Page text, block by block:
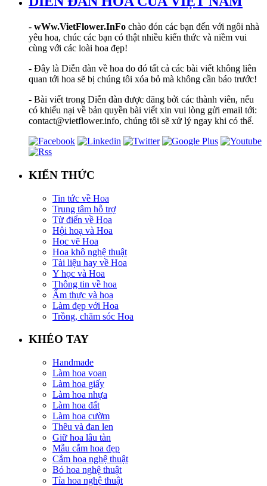
- wWw.VietFlower.InFo chào đón các bạn đến với ngôi nhà
yêu hoa, chúc các bạn có thật nhiều kiến thức và niềm vui
cùng với các loài hoa đẹp!
- Đây là Diễn đàn về hoa do đó tất cả các bài viết không liên
quan tới hoa sẽ bị chúng tôi xóa bỏ mà không cần báo trước!
- Bài viết trong Diễn đàn được đăng bởi các thành viên, nếu
có khiếu nại về bản quyền bài viết xin vui lòng gửi email tới:
contact@vietflower.info, chúng tôi sẽ xử lý ngay khi có thể.
KIẾN THỨC
Tin tức về Hoa
Trung tâm hỗ trợ
Từ điển về Hoa
Hội hoạ và Hoa
Học vẽ Hoa
Hoa khô nghệ thuật
Tài liệu hay về Hoa
Y học và Hoa
Thông tin về hoa
Ẩm thực và hoa
Làm đẹp với Hoa
Trồng, chăm sóc Hoa
KHÉO TAY
Handmade
Làm hoa voan
Làm hoa giấy
Làm hoa nhựa
Làm hoa đất
Làm hoa cườm
Thêu và đan len
Giữ hoa lâu tàn
Mẫu cắm hoa đẹp
Cắm hoa nghệ thuật
Bó hoa nghệ thuật
Tỉa hoa nghệ thuật